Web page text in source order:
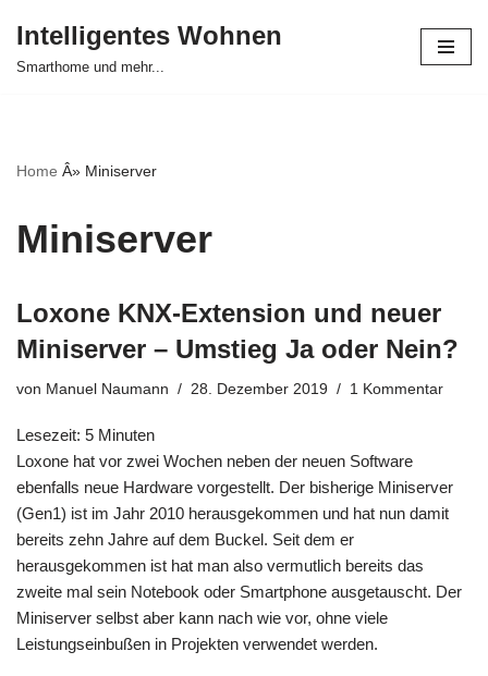
Zum
Intelligentes Wohnen
Smarthome und mehr...
Home Â» Miniserver
Miniserver
Loxone KNX-Extension und neuer
Miniserver – Umstieg Ja oder Nein?
von Manuel Naumann 28. Dezember 2019 1 Kommentar
Lesezeit: 5 Minuten
Loxone hat vor zwei Wochen neben der neuen Software
ebenfalls neue Hardware vorgestellt. Der bisherige Miniserver
(Gen1) ist im Jahr 2010 herausgekommen und hat nun damit
bereits zehn Jahre auf dem Buckel. Seit dem er
herausgekommen ist hat man also vermutlich bereits das
zweite mal sein Notebook oder Smartphone ausgetauscht. Der
Miniserver selbst aber kann nach wie vor, ohne viele
Leistungseinbußen in Projekten verwendet werden.